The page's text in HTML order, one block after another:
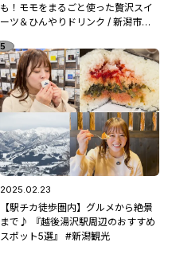
も！モモをまるごと使った贅沢スイ
ーツ＆ひんやりドリンク / 新潟市南
2025.02.23
【駅チカ徒歩圏内】グルメから絶景
まで♪ 『越後湯沢駅周辺のおすすめ
スポット5選』 #新潟観光